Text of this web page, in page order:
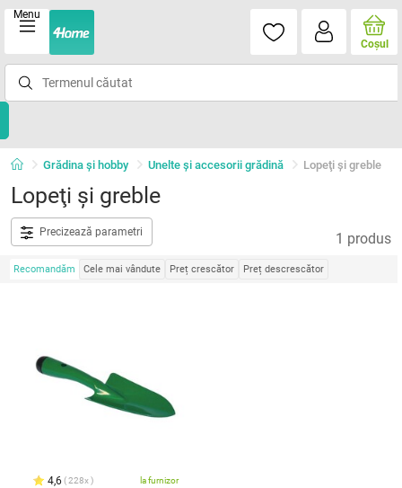
Menu
Coşul
Grădina şi hobby Unelte şi accesorii grădină Lopeţi şi greble
Lopeţi şi greble
Precizează parametri 1 produs
Recomandăm Cele mai vândute Preț crescător Preț descrescător
4,6 228x la furnizor